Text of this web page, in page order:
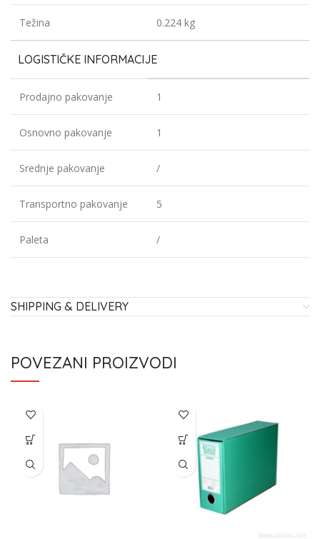
Težina 0.224 kg
LOGISTIČKE INFORMACIJE
Prodajno pakovanje 1
Osnovno pakovanje 1
Srednje pakovanje /
Transportno pakovanje 5
Paleta /
SHIPPING & DELIVERY
POVEZANI PROIZVODI